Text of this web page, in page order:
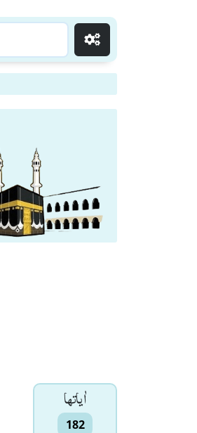
اٰياتها
182